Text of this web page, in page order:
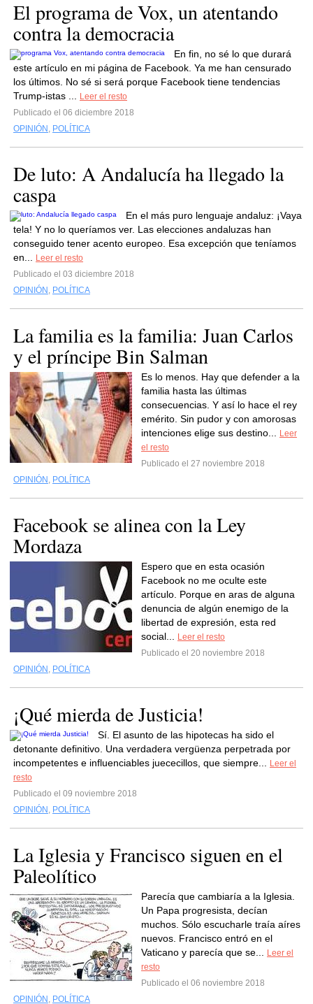
El programa de Vox, un atentando
contra la democracia
En fin, no sé lo que durará
este artículo en mi página de Facebook. Ya me han censurado
los últimos. No sé si será porque Facebook tiene tendencias
Trump-istas ...
Leer el resto
Publicado el 06 diciembre 2018
OPINIÓN , POLÍTICA
De luto: A Andalucía ha llegado la
caspa
En el más puro lenguaje andaluz: ¡Vaya
tela! Y no lo queríamos ver. Las elecciones andaluzas han
conseguido tener acento europeo. Esa excepción que teníamos
en...
Leer el resto
Publicado el 03 diciembre 2018
OPINIÓN , POLÍTICA
La familia es la familia: Juan Carlos
y el príncipe Bin Salman
Es lo menos. Hay que defender a la
familia hasta las últimas
consecuencias. Y así lo hace el rey
emérito. Sin pudor y con amorosas
intenciones elige sus destino...
Leer
el resto
Publicado el 27 noviembre 2018
OPINIÓN , POLÍTICA
Facebook se alinea con la Ley
Mordaza
Espero que en esta ocasión
Facebook no me oculte este
artículo. Porque en aras de alguna
denuncia de algún enemigo de la
libertad de expresión, esta red
social...
Leer el resto
Publicado el 20 noviembre 2018
OPINIÓN , POLÍTICA
¡Qué mierda de Justicia!
Sí. El asunto de las hipotecas ha sido el
detonante definitivo. Una verdadera vergüenza perpetrada por
incompetentes e influenciables juececillos, que siempre...
Leer el
resto
Publicado el 09 noviembre 2018
OPINIÓN , POLÍTICA
La Iglesia y Francisco siguen en el
Paleolítico
Parecía que cambiaría a la Iglesia.
Un Papa progresista, decían
muchos. Sólo escucharle traía aíres
nuevos. Francisco entró en el
Vaticano y parecía que se...
Leer el
resto
Publicado el 06 noviembre 2018
OPINIÓN , POLÍTICA